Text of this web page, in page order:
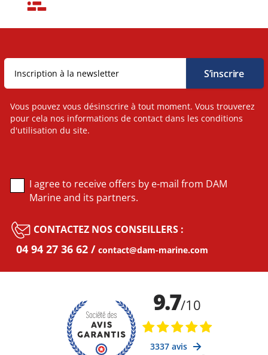
Vous pouvez vous désinscrire à tout moment. Vous trouverez
pour cela nos informations de contact dans les conditions
d'utilisation du site.
I agree to receive offers by e-mail from DAM
Marine and its partners.
CONTACTEZ NOS CONSEILLERS :
04 94 27 36 62 contact@dam-marine.com